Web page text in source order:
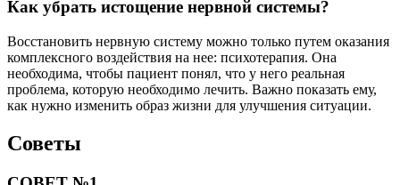
Как убрать истощение нервной системы?
Восстановить нервную систему можно только путем оказания
комплексного воздействия на нее: психотерапия. Она
необходима, чтобы пациент понял, что у него реальная
проблема, которую необходимо лечить. Важно показать ему,
как нужно изменить образ жизни для улучшения ситуации.
Советы